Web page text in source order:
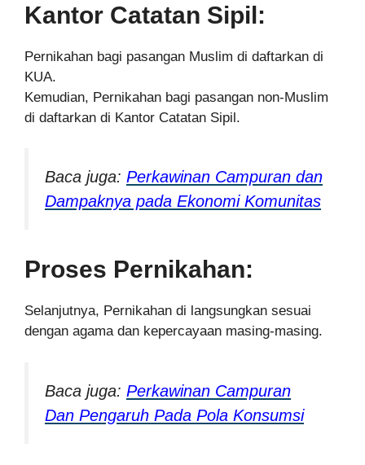
Kantor Catatan Sipil:
Pernikahan bagi pasangan Muslim di daftarkan di
KUA.
Kemudian, Pernikahan bagi pasangan non-Muslim
di daftarkan di Kantor Catatan Sipil.
Baca juga: Perkawinan Campuran dan
Dampaknya pada Ekonomi Komunitas
Proses Pernikahan:
Selanjutnya, Pernikahan di langsungkan sesuai
dengan agama dan kepercayaan masing-masing.
Baca juga: Perkawinan Campuran
Dan Pengaruh Pada Pola Konsumsi